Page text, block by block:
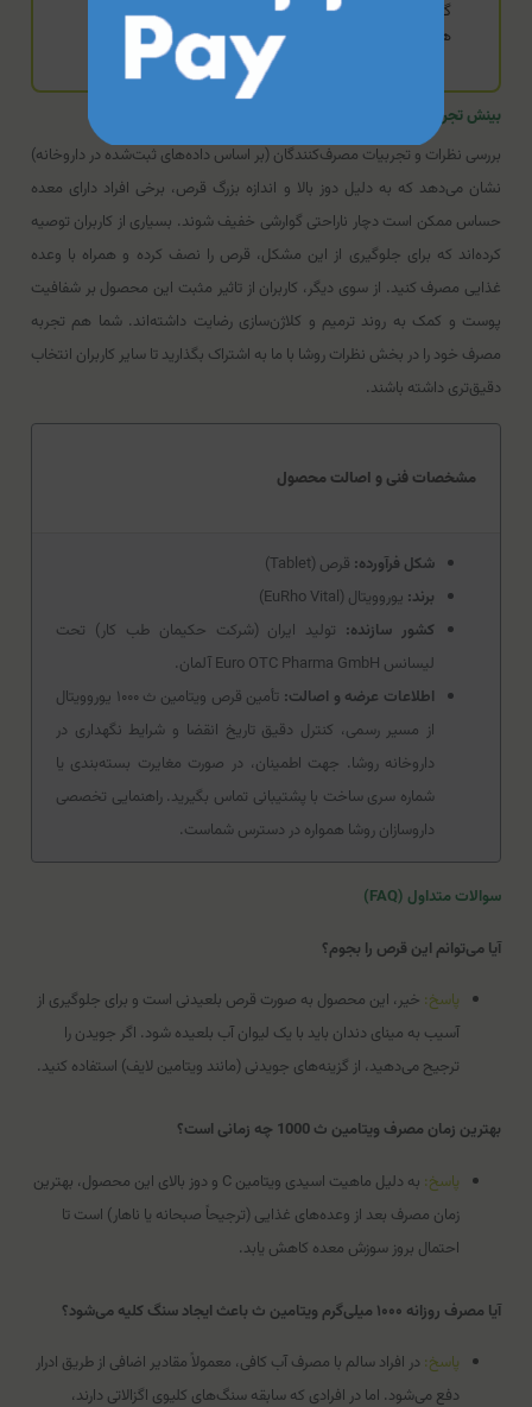
هستید، این گزینه ایده‌آل است.
بینش تجربه کاربری قرص ویتامین ث ۱۰۰۰ یوروویتال
بررسی نظرات و تجربیات مصرف‌کنندگان (بر اساس داده‌های ثبت‌شده در داروخانه)
نشان می‌دهد که به دلیل دوز بالا و اندازه بزرگ قرص، برخی افراد دارای معده
حساس ممکن است دچار ناراحتی گوارشی خفیف شوند. بسیاری از کاربران توصیه
کرده‌اند که برای جلوگیری از این مشکل، قرص را نصف کرده و همراه با وعده
غذایی مصرف کنید. از سوی دیگر، کاربران از تاثیر مثبت این محصول بر شفافیت
پوست و کمک به روند ترمیم و کلاژن‌سازی رضایت داشته‌اند. شما هم تجربه
مصرف خود را در بخش نظرات روشا با ما به اشتراک بگذارید تا سایر کاربران انتخاب
دقیق‌تری داشته باشند.
مشخصات فنی و اصالت محصول
شکل فرآورده: قرص (Tablet)
برند: یوروویتال (EuRho Vital)
کشور سازنده: تولید ایران (شرکت حکیمان طب کار) تحت
لیسانس Euro OTC Pharma GmbH آلمان.
اطلاعات عرضه و اصالت:
تأمین قرص ویتامین ث ۱۰۰۰ یوروویتال
از مسیر رسمی، کنترل دقیق تاریخ انقضا و شرایط نگهداری در
داروخانه روشا. جهت اطمینان، در صورت مغایرت بسته‌بندی یا
شماره سری ساخت با پشتیبانی تماس بگیرید. راهنمایی تخصصی
داروسازان روشا همواره در دسترس شماست.
سوالات متداول (FAQ)
آیا می‌توانم این قرص را بجوم؟
پاسخ: خیر، این محصول به صورت قرص بلعیدنی است و برای جلوگیری از
آسیب به مینای دندان باید با یک لیوان آب بلعیده شود. اگر جویدن را
ترجیح می‌دهید، از گزینه‌های جویدنی (مانند ویتامین لایف) استفاده کنید.
بهترین زمان مصرف ویتامین ث 1000 چه زمانی است؟
پاسخ:
به دلیل ماهیت اسیدی ویتامین C و دوز بالای این محصول، بهترین
زمان مصرف بعد از وعده‌های غذایی (ترجیحاً صبحانه یا ناهار) است تا
احتمال بروز سوزش معده کاهش یابد.
آیا مصرف روزانه ۱۰۰۰ میلی‌گرم ویتامین ث باعث ایجاد سنگ کلیه می‌شود؟
پاسخ: در افراد سالم با مصرف آب کافی، معمولاً مقادیر اضافی از طریق ادرار
دفع می‌شود. اما در افرادی که سابقه سنگ‌های کلیوی اگزالاتی دارند،